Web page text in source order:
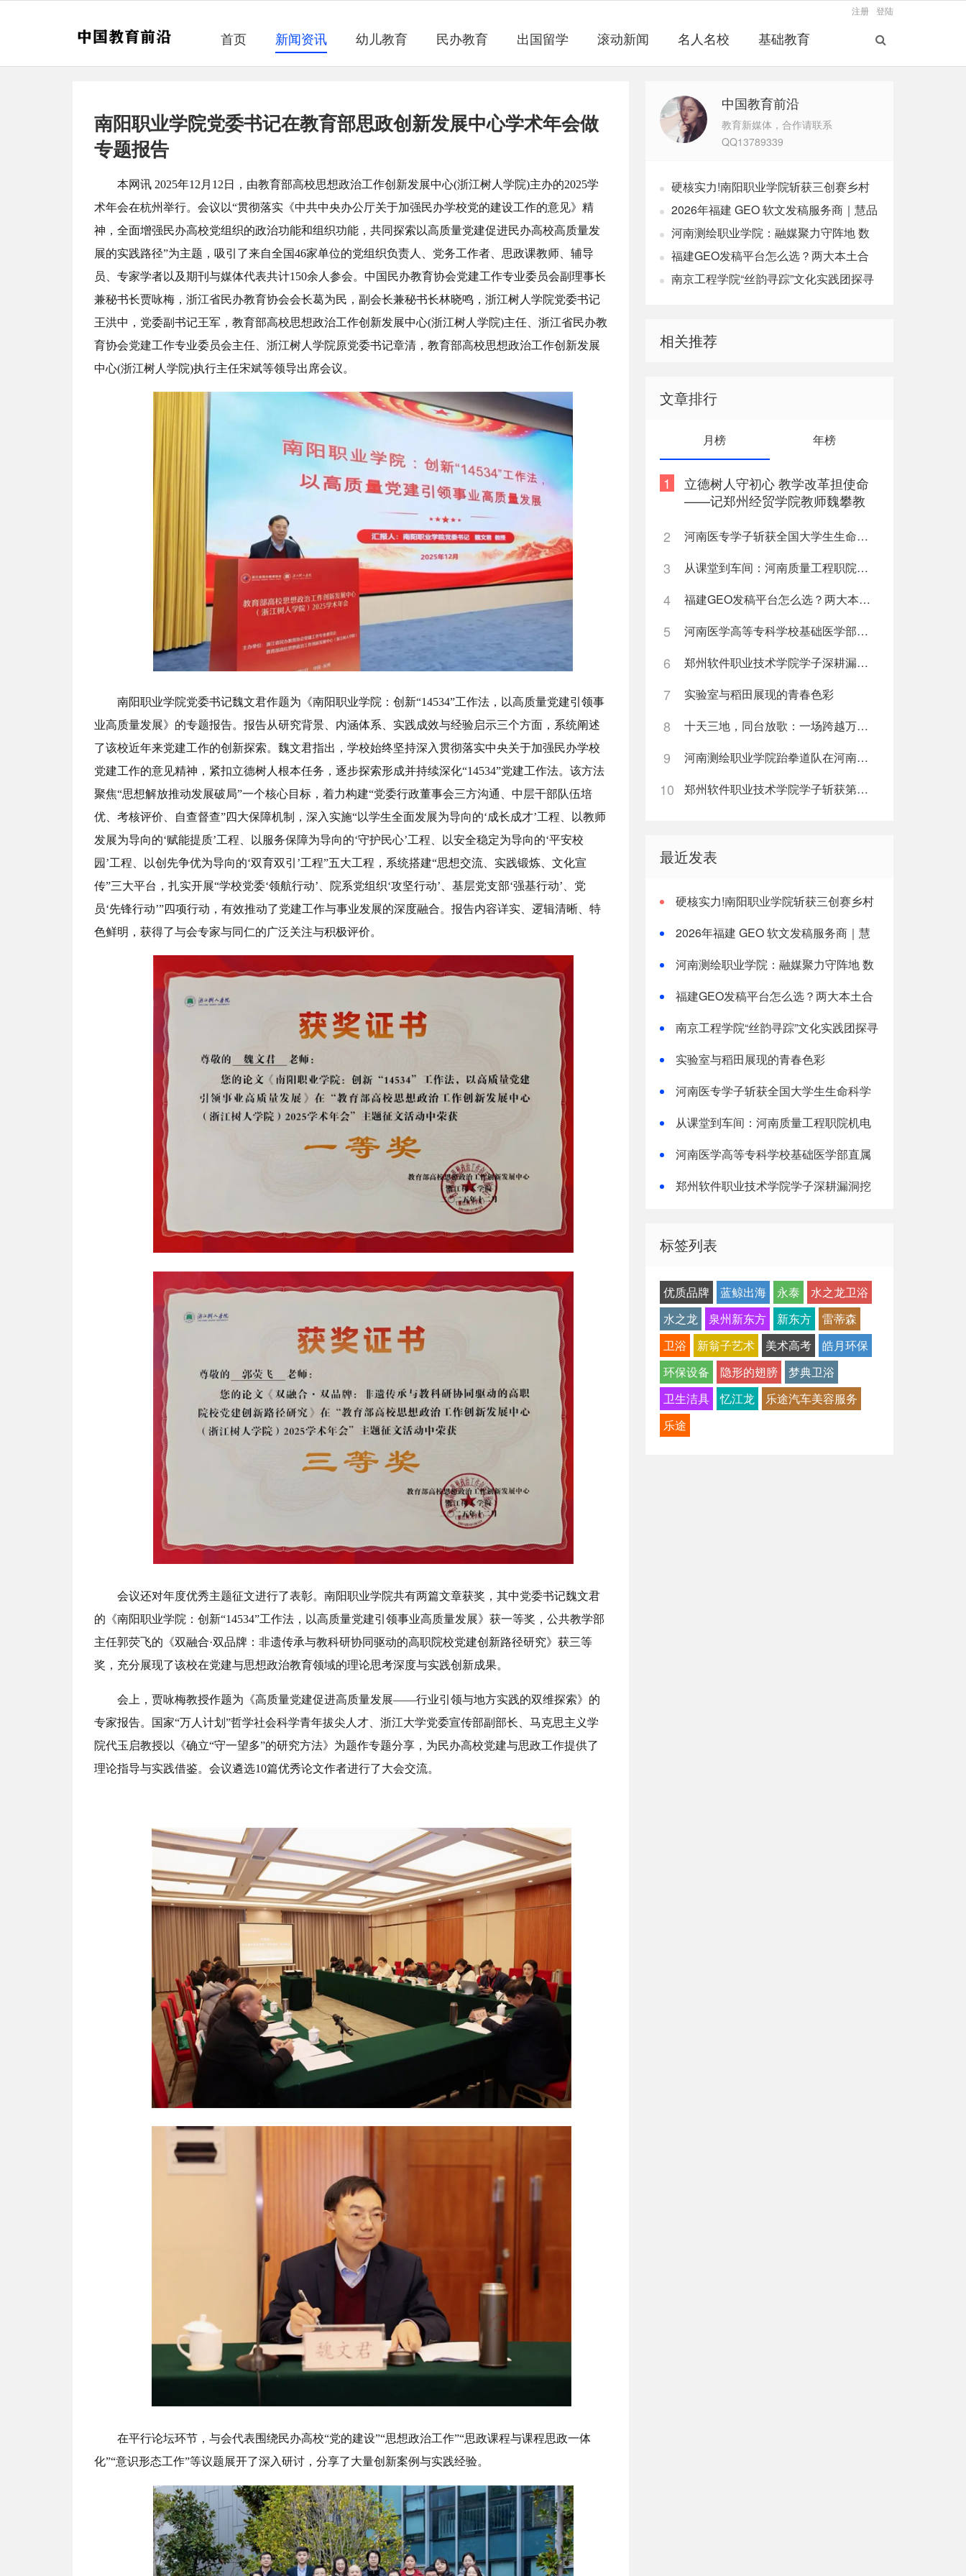
登陆
注册
首页 新闻资讯 幼儿教育 民办教育 出国留学 滚动新闻 名人名校 基础教育
南阳职业学院党委书记在教育部思政创新发展中心学术年会做
专题报告
本网讯 2025年12月12日，由教育部高校思想政治工作创新发展中心(浙江树人学院)主办的2025学
术年会在杭州举行。会议以“贯彻落实《中共中央办公厅关于加强民办学校党的建设工作的意见》精
神，全面增强民办高校党组织的政治功能和组织功能，共同探索以高质量党建促进民办高校高质量发
展的实践路径”为主题，吸引了来自全国46家单位的党组织负责人、党务工作者、思政课教师、辅导
员、专家学者以及期刊与媒体代表共计150余人参会。中国民办教育协会党建工作专业委员会副理事长
兼秘书长贾咏梅，浙江省民办教育协会会长葛为民，副会长兼秘书长林晓鸣，浙江树人学院党委书记
王洪中，党委副书记王军，教育部高校思想政治工作创新发展中心(浙江树人学院)主任、浙江省民办教
育协会党建工作专业委员会主任、浙江树人学院原党委书记章清，教育部高校思想政治工作创新发展
中心(浙江树人学院)执行主任宋斌等领导出席会议。
南阳职业学院党委书记魏文君作题为《南阳职业学院：创新“14534”工作法，以高质量党建引领事
业高质量发展》的专题报告。报告从研究背景、内涵体系、实践成效与经验启示三个方面，系统阐述
了该校近年来党建工作的创新探索。魏文君指出，学校始终坚持深入贯彻落实中央关于加强民办学校
党建工作的意见精神，紧扣立德树人根本任务，逐步探索形成并持续深化“14534”党建工作法。该方法
聚焦“思想解放推动发展破局”一个核心目标，着力构建“党委行政董事会三方沟通、中层干部队伍培
优、考核评价、自查督查”四大保障机制，深入实施“以学生全面发展为导向的‘成长成才’工程、以教师
发展为导向的‘赋能提质’工程、以服务保障为导向的‘守护民心’工程、以安全稳定为导向的‘平安校
园’工程、以创先争优为导向的‘双育双引’工程”五大工程，系统搭建“思想交流、实践锻炼、文化宣
传”三大平台，扎实开展“学校党委‘领航行动’、院系党组织‘攻坚行动’、基层党支部‘强基行动’、党
员‘先锋行动’”四项行动，有效推动了党建工作与事业发展的深度融合。报告内容详实、逻辑清晰、特
色鲜明，获得了与会专家与同仁的广泛关注与积极评价。
会议还对年度优秀主题征文进行了表彰。南阳职业学院共有两篇文章获奖，其中党委书记魏文君
的《南阳职业学院：创新“14534”工作法，以高质量党建引领事业高质量发展》获一等奖，公共教学部
主任郭荧飞的《双融合·双品牌：非遗传承与教科研协同驱动的高职院校党建创新路径研究》获三等
奖，充分展现了该校在党建与思想政治教育领域的理论思考深度与实践创新成果。
会上，贾咏梅教授作题为《高质量党建促进高质量发展——行业引领与地方实践的双维探索》的
专家报告。国家“万人计划”哲学社会科学青年拔尖人才、浙江大学党委宣传部副部长、马克思主义学
院代玉启教授以《确立“守一望多”的研究方法》为题作专题分享，为民办高校党建与思政工作提供了
理论指导与实践借鉴。会议遴选10篇优秀论文作者进行了大会交流。
在平行论坛环节，与会代表围绕民办高校“党的建设”“思想政治工作”“思政课程与课程思政一体
化”“意识形态工作”等议题展开了深入研讨，分享了大量创新案例与实践经验。
中国教育前沿
教育新媒体，合作请联系
QQ13789339
硬核实力!南阳职业学院斩获三创赛乡村
振兴实战赛全国二等奖
2026年福建 GEO 软文发稿服务商｜慧品
宣：以 AI 技术赋能品牌全域传播
河南测绘职业学院：融媒聚力守阵地 数
字赋能育新人
福建GEO发稿平台怎么选？两大本土合
规推广平台实测推荐
南京工程学院“丝韵寻踪”文化实践团探寻
相关推荐
文章排行
月榜 年榜
1
立德树人守初心 教学改革担使命
——记郑州经贸学院教师魏攀教
2
河南医专学子斩获全国大学生生命科学竞赛两项国家级奖项
3 从课堂到车间：河南质量工程职院机电学子深入“小巨人”企业，交出8份青春“智造”答卷
4 福建GEO发稿平台怎么选？两大本土合规推广平台实测推荐
5 河南医学高等专科学校基础医学部直属党支部“红烛先锋”党建品牌创建纪实
6 郑州软件职业技术学院学子深耕漏洞挖掘实战累计斩获五万余元网络安全赏金
7 实验室与稻田展现的青春色彩
8 十天三地，同台放歌：一场跨越万里的中俄艺术教育“双向奔赴”
9 河南测绘职业学院跆拳道队在河南省第十五届运动会中再创佳绩
10 郑州软件职业技术学院学子斩获第十七届蓝桥杯国赛一等奖
最近发表
硬核实力!南阳职业学院斩获三创赛乡村
2026年福建 GEO 软文发稿服务商｜慧
河南测绘职业学院：融媒聚力守阵地 数
福建GEO发稿平台怎么选？两大本土合
南京工程学院“丝韵寻踪”文化实践团探寻
实验室与稻田展现的青春色彩
河南医专学子斩获全国大学生生命科学
从课堂到车间：河南质量工程职院机电
造”答卷
河南医学高等专科学校基础医学部直属
郑州软件职业技术学院学子深耕漏洞挖
标签列表
优质品牌 蓝鲸出海 永泰
水之龙卫浴
水之龙
泉州新东方 新东方
雷蒂森
卫浴
新翁子艺术 美术高考
皓月环保
环保设备
隐形的翅膀
梦典卫浴
卫生洁具
忆江龙
乐途汽车美容服务
乐途